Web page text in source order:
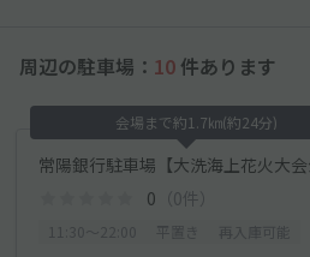
周辺の駐車場： 10 件あります
会場まで約1.7㎞(約24分)
0 （0件）